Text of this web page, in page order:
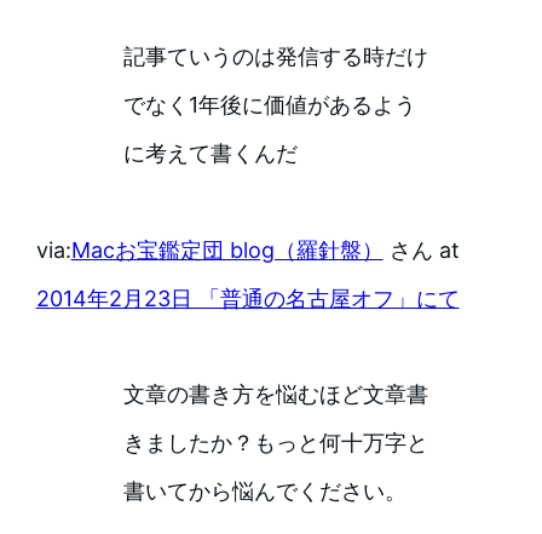
記事ていうのは発信する時だけ
でなく1年後に価値があるよう
に考えて書くんだ
via:Macお宝鑑定団 blog（羅針盤）
さん at
2014年2月23日 「普通の名古屋オフ」にて
文章の書き方を悩むほど文章書
きましたか？もっと何十万字と
書いてから悩んでください。